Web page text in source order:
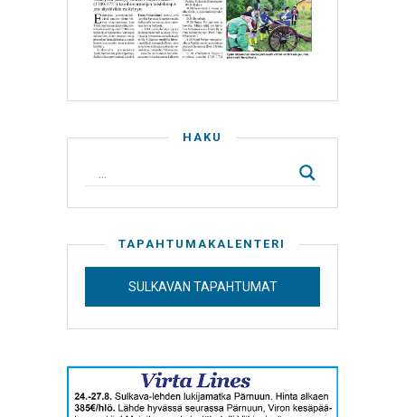
HAKU
TAPAHTUMAKALENTERI
SULKAVAN TAPAHTUMAT